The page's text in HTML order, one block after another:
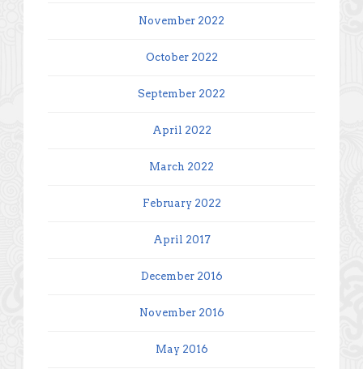
November 2022
October 2022
September 2022
April 2022
March 2022
February 2022
April 2017
December 2016
November 2016
May 2016